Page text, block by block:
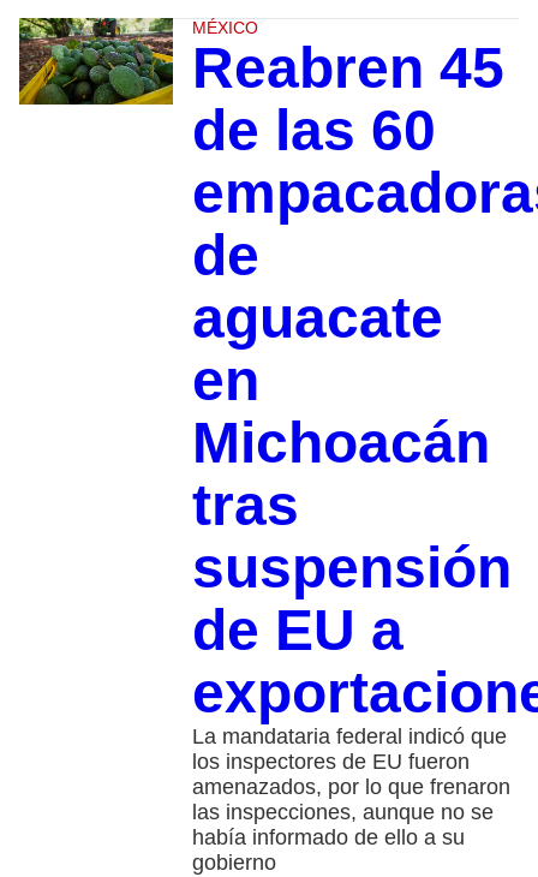
MÉXICO
Reabren 45
de las 60
de
aguacate
en
Michoacán
tras
suspensión
de EU a
La mandataria federal indicó que
los inspectores de EU fueron
amenazados, por lo que frenaron
las inspecciones, aunque no se
había informado de ello a su
gobierno